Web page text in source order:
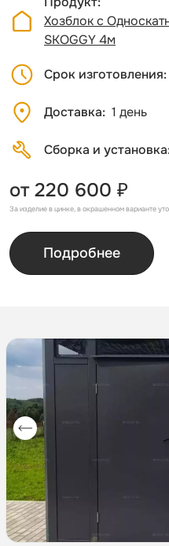
Хозблок с
SKOGGY 4м
Срок изготовления
Доставка 1 день
Сборка и установка
от 220 600 ₽
За изделие в цинке, в окрашенном варианте
Подробнее